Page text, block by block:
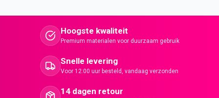
Hoogste kwaliteit
Premium materialen voor duurzaam gebruik
Snelle levering
Voor 12:00 uur besteld, vandaag verzonden
14 dagen retour